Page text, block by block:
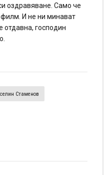
оздравяване. Само че
филм. И не ни минават
отдавна, господин
Стаменов